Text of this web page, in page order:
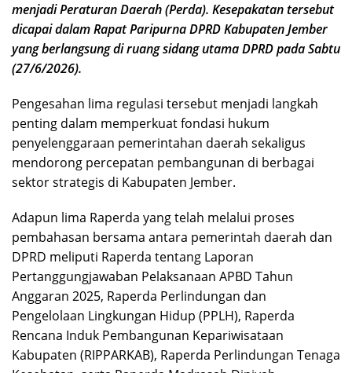
menjadi Peraturan Daerah (Perda). Kesepakatan tersebut
dicapai dalam Rapat Paripurna DPRD Kabupaten Jember
yang berlangsung di ruang sidang utama DPRD pada Sabtu
(27/6/2026).
Pengesahan lima regulasi tersebut menjadi langkah
penting dalam memperkuat fondasi hukum
penyelenggaraan pemerintahan daerah sekaligus
mendorong percepatan pembangunan di berbagai
sektor strategis di Kabupaten Jember.
Adapun lima Raperda yang telah melalui proses
pembahasan bersama antara pemerintah daerah dan
DPRD meliputi Raperda tentang Laporan
Pertanggungjawaban Pelaksanaan APBD Tahun
Anggaran 2025, Raperda Perlindungan dan
Pengelolaan Lingkungan Hidup (PPLH), Raperda
Rencana Induk Pembangunan Kepariwisataan
Kabupaten (RIPPARKAB), Raperda Perlindungan Tenaga